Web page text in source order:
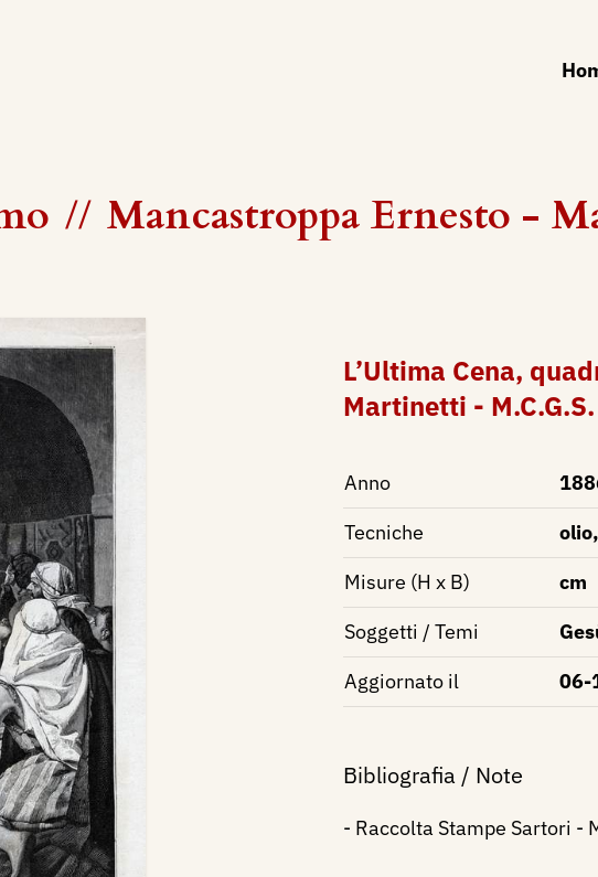
// Mancastroppa Ernesto -
L’Ultima Cena,
Martinetti -
Anno
Tecniche
Misure (H x B)
cm
Soggetti / Temi
Aggiornato il
06-
Bibliografia / Note
- Raccolta Stampe Sartori -